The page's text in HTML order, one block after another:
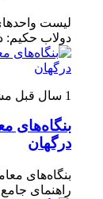
لیست
دولاب حکیم:
1 سال قبل
بنگاه‌های
درگهان
بنگاه‌های
راهنمای